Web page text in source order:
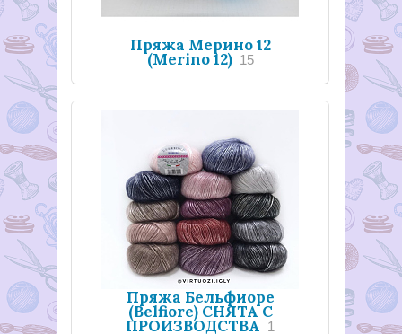
Пряжа Мерино 12
(Merino 12) 15
Пряжа Бельфиоре
(Belfiore) СНЯТА С
ПРОИЗВОДСТВА 1